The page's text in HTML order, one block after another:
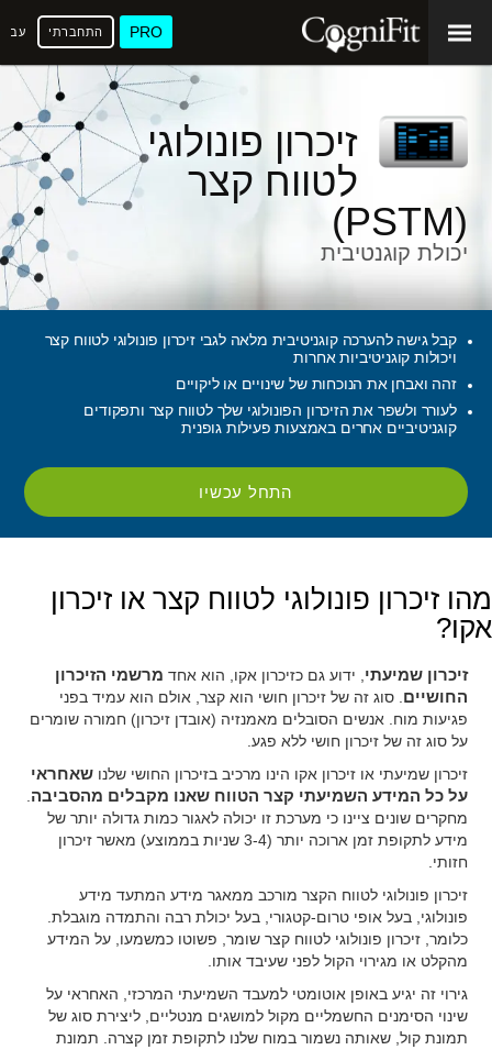
PRO התחברתי
זיכרון פונולוגי
לטווח קצר
(PSTM)
יכולת קוגנטיבית
קבל גישה להערכה קוגניטיבית מלאה לגבי זיכרון פונולוגי לטווח קצר
ויכולות קוגניטיביות אחרות
זהה ואבחן את הנוכחות של שינויים או ליקויים
לעורר ולשפר את הזיכרון הפונולוגי שלך לטווח קצר ותפקודים
קוגניטיביים אחרים באמצעות פעילות גופנית
התחל עכשיו
מהו זיכרון פונולוגי לטווח קצר או זיכרון
אקו?
זיכרון שמיעתי , ידוע גם כזיכרון אקו, הוא אחד מרשמי הזיכרון
החושיים . סוג זה של זיכרון חושי הוא קצר, אולם הוא עמיד בפני
פגיעות מוח. אנשים הסובלים מאמנזיה (אובדן זיכרון) חמורה שומרים
על סוג זה של זיכרון חושי ללא פגע.
זיכרון שמיעתי או זיכרון אקו הינו מרכיב בזיכרון החושי שלנושאחראי
על כל המידע השמיעתי קצר הטווח שאנו מקבלים מהסביבה
מחקרים שונים ציינו כי מערכת זו יכולה לאגור כמות גדולה יותר של
מידע לתקופת זמן ארוכה יותר (3-4 שניות בממוצע) מאשר זיכרון
חזותי.
זיכרון פונולוגי לטווח הקצר מורכב ממאגר מידע המתעד מידע
פונולוגי, בעל אופי טרום-קטגורי, בעל יכולת רבה והתמדה מוגבלת.
כלומר, זיכרון פונולוגי לטווח קצר שומר, פשוטו כמשמעו, על המידע
מהקלט או מגירוי הקול לפני שעיבד אותו.
גירוי זה יגיע באופן אוטומטי למעבד השמיעתי המרכזי, האחראי על
שינוי הסימנים החשמליים מקול למושגים מנטליים, ליצירת סוג של
תמונת קול, שאותה נשמור במוח שלנו לתקופת זמן קצרה. תמונת